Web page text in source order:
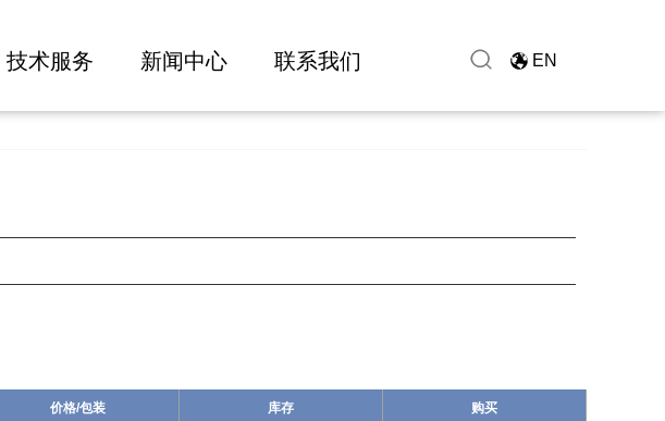
技术服务 新闻中心 联系我们 EN
价格/包装 库存 购买